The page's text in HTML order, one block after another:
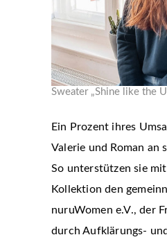
Sweater „Shine like the
Ein Prozent ihres
Valerie und Roman an
So unterstützen sie
Kollektion den
nuruWomen e.V., der
durch Aufklärungs-